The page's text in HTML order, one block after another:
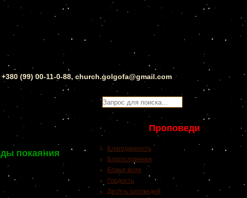
+380 (99) 00-11-0-88, church.golgofa@gmail.com
покаяния
Проповеди
Благодарность
Благословения
Божья воля
Гордость
Десять заповедей